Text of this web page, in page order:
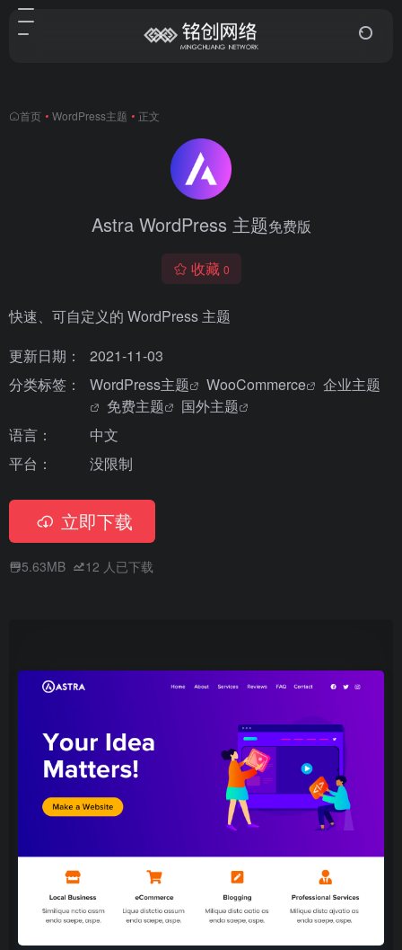
首页 • WordPress主题 • 正文
Astra WordPress 主题免费版
收藏 0
快速、可自定义的 WordPress 主题
更新日期：
2021-11-03
分类标签：
WordPress主题 WooCommerce
企业主题
免费主题
国外主题
语言：
中文
平台：
没限制
立即下载
5.63MB 12 人已下载